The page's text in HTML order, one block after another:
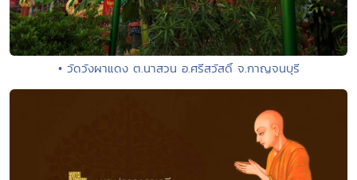
• วัดวังผาแดง ต.นาสวน อ.ศรีสวัสดิ์ จ.กาญจนบุรี